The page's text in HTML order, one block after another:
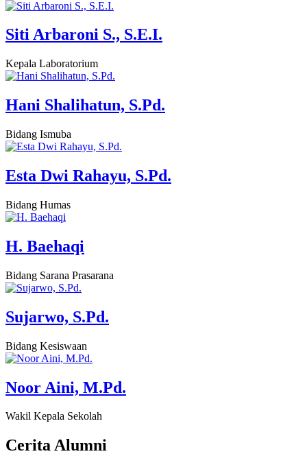
Siti Arbaroni S., S.E.I.
Kepala Laboratorium
Hani Shalihatun, S.Pd.
Bidang Ismuba
Esta Dwi Rahayu, S.Pd.
Bidang Humas
H. Baehaqi
Bidang Sarana Prasarana
Sujarwo, S.Pd.
Bidang Kesiswaan
Noor Aini, M.Pd.
Wakil Kepala Sekolah
CeritaAlumni